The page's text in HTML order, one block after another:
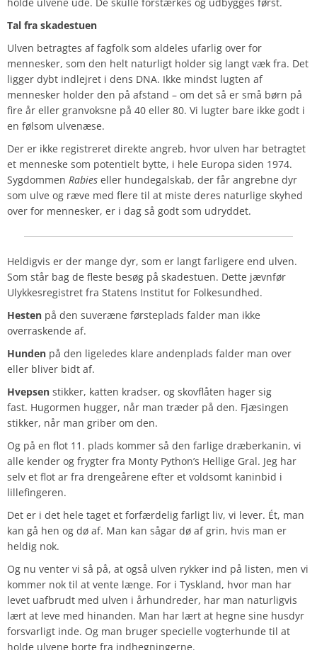
Tal fra skadestuen
Ulven betragtes af fagfolk som aldeles ufarlig over for
mennesker, som den helt naturligt holder sig langt væk fra. Det
ligger dybt indlejret i dens DNA. Ikke mindst lugten af
mennesker holder den på afstand – om det så er små børn på
fire år eller granvoksne på 40 eller 80. Vi lugter bare ikke godt i
en følsom ulvenæse.
Der er ikke registreret direkte angreb, hvor ulven har betragtet
et menneske som potentielt bytte, i hele Europa siden 1974.
Sygdommen Rabies eller hundegalskab, der får angrebne dyr
som ulve og ræve med flere til at miste deres naturlige skyhed
over for mennesker, er i dag så godt som udryddet.
Heldigvis er der mange dyr, som er langt farligere end ulven.
Som står bag de fleste besøg på skadestuen. Dette jævnfør
Ulykkesregistret fra Statens Institut for Folkesundhed.
Hesten på den suveræne førsteplads falder man ikke
overraskende af.
Hunden på den ligeledes klare andenplads falder man over
eller bliver bidt af.
Hvepsen stikker, katten kradser, og skovflåten hager sig
fast. Hugormen hugger, når man træder på den. Fjæsingen
stikker, når man griber om den.
Og på en flot 11. plads kommer så den farlige dræberkanin, vi
alle kender og frygter fra Monty Python’s Hellige Gral. Jeg har
selv et flot ar fra drengeårene efter et voldsomt kaninbid i
lillefingeren.
Det er i det hele taget et forfærdelig farligt liv, vi lever. Ét, man
kan gå hen og dø af. Man kan sågar dø af grin, hvis man er
heldig nok.
Og nu venter vi så på, at også ulven rykker ind på listen, men vi
kommer nok til at vente længe. For i Tyskland, hvor man har
levet uafbrudt med ulven i århundreder, har man naturligvis
lært at leve med hinanden. Man har lært at hegne sine husdyr
forsvarligt inde. Og man bruger specielle vogterhunde til at
holde ulvene borte fra indhegningerne.